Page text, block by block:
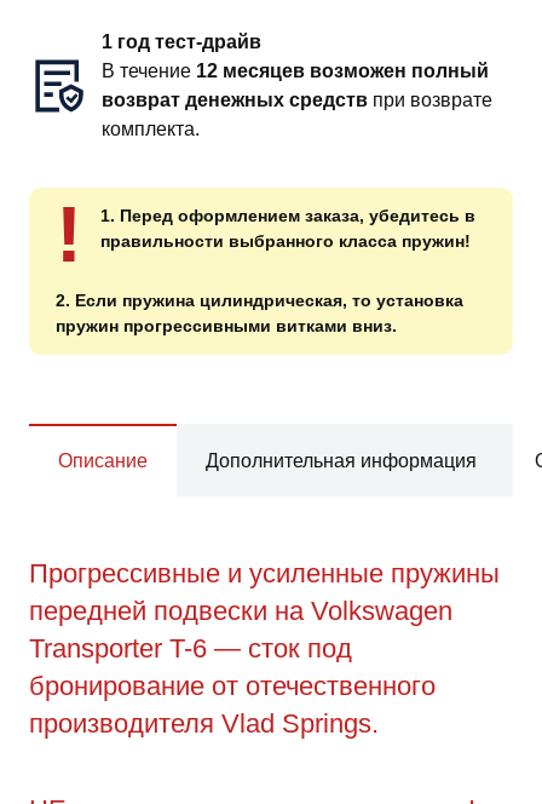
1 год тест-драйв
В течение 12 месяцев возможен полный
возврат денежных средств при возврате
комплекта.
!
1. Перед оформлением заказа, убедитесь в
правильности выбранного класса пружин!
2. Если пружина цилиндрическая, то установка
пружин прогрессивными витками вниз.
Описание Дополнительная информация
Прогрессивные и усиленные пружины
передней подвески на Volkswagen
Transporter T-6 — сток под
бронирование от отечественного
производителя Vlad Springs.